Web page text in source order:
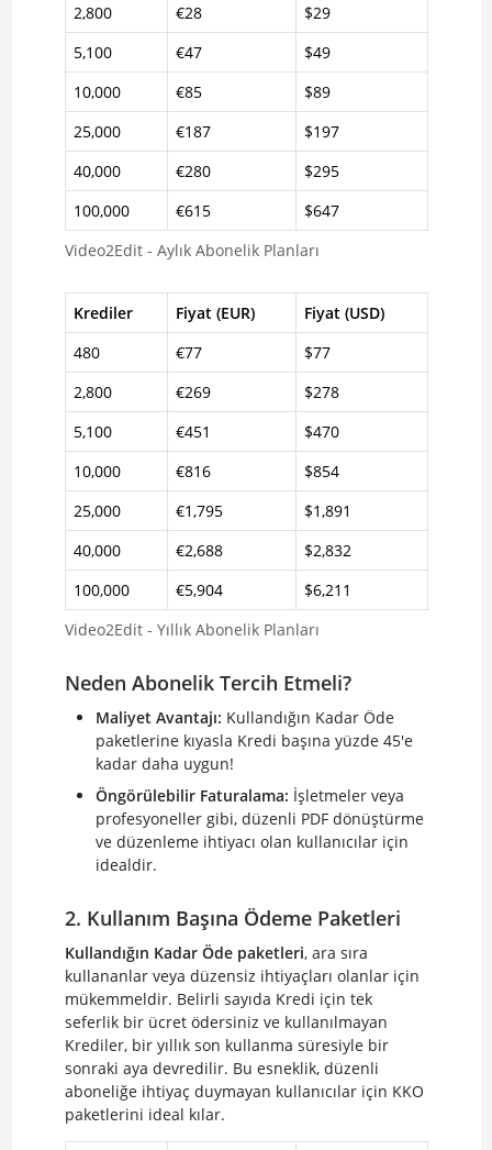
Video2Edit - Aylık Abonelik Planları
2,800
€28
$29
5,100
€47
$49
10,000
€85
$89
25,000
€187
$197
40,000
€280
$295
100,000
€615 $647
Video2Edit - Yıllık Abonelik Planları
Krediler Fiyat (EUR)
Fiyat (USD)
480
€77
$77
2,800
€269
$278
5,100
€451
$470
10,000
€816
$854
25,000
€1,795
$1,891
40,000
€2,688
$2,832
100,000
€5,904 $6,211
Neden Abonelik Tercih Etmeli?
Maliyet Avantajı: Kullandığın Kadar Öde
paketlerine kıyasla Kredi başına yüzde 45'e
kadar daha uygun!
Öngörülebilir Faturalama: İşletmeler veya
profesyoneller gibi, düzenli PDF dönüştürme
ve düzenleme ihtiyacı olan kullanıcılar için
idealdir.
2. Kullanım Başına Ödeme Paketleri
Kullandığın Kadar Öde paketleri, ara sıra
kullananlar veya düzensiz ihtiyaçları olanlar için
mükemmeldir. Belirli sayıda Kredi için tek
seferlik bir ücret ödersiniz ve kullanılmayan
Krediler, bir yıllık son kullanma süresiyle bir
sonraki aya devredilir. Bu esneklik, düzenli
aboneliğe ihtiyaç duymayan kullanıcılar için KKO
paketlerini ideal kılar.